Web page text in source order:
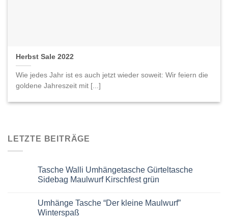
LETZTE BEITRÄGE
Tasche Walli Umhängetasche Gürteltasche
Sidebag Maulwurf Kirschfest grün
zu
Tasche
Walli
Umhänge Tasche “Der kleine Maulwurf”
Winterspaß
Herbst Sale 2022
Wie jedes Jahr ist es auch jetzt wieder soweit: Wir feiern die
goldene Jahreszeit mit [...]